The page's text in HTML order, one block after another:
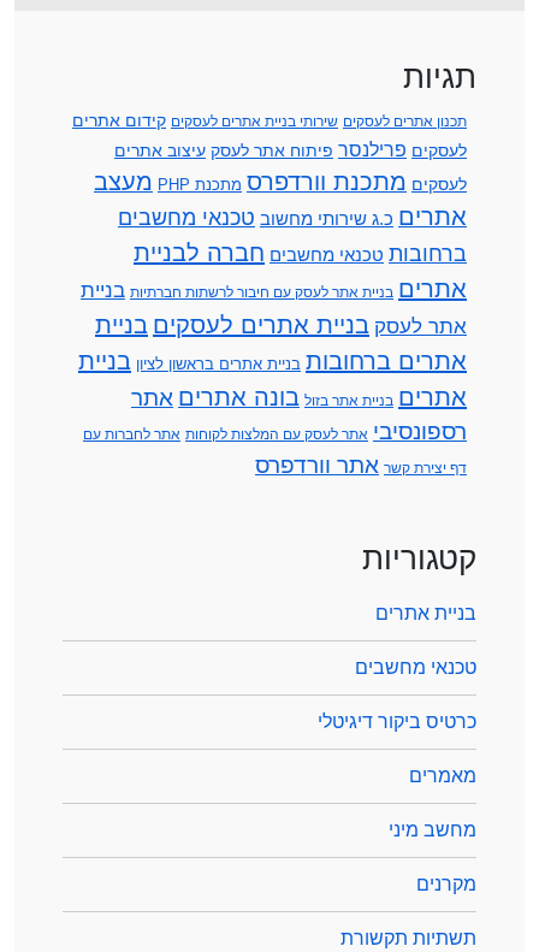
תגיות
תכנון אתרים לעסקים שירותי בניית אתרים לעסקים קידום אתרים
לעסקים פרילנסר פיתוח אתר לעסק עיצוב אתרים
לעסקים מתכנת וורדפרס מתכנת PHP
מעצב
אתרים כ.ג שירותי מחשוב טכנאי מחשבים
ברחובות טכנאי מחשבים חברה לבניית
אתרים בניית אתר לעסק עם חיבור לרשתות חברתיות בניית
אתר לעסק בניית אתרים לעסקים בניית
אתרים ברחובות בניית אתרים בראשון לציון בניית
אתרים בניית אתר בזול בונה אתרים אתר
רספונסיבי אתר לעסק עם המלצות לקוחות אתר לחברות עם
דף יצירת קשר אתר וורדפרס
קטגוריות
בניית אתרים
טכנאי מחשבים
כרטיס ביקור דיגיטלי
מאמרים
מחשב מיני
מקרנים
תשתיות תקשורת